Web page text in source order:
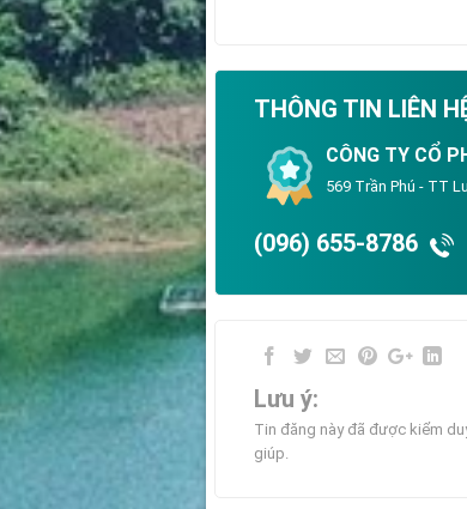
THÔNG TIN LIÊN
CÔNG TY CỔ
569 Trần Phú - TT
(096) 655-8786
Lưu ý:
Tin đăng này đã được kiểm
giúp.